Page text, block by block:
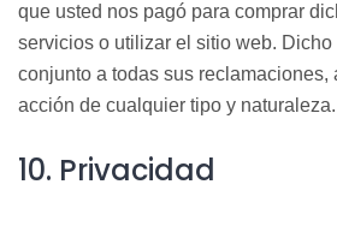
que usted nos pagó para comprar
servicios o utilizar el sitio web. Dicho l
conjunto a todas sus reclamaciones,
acción de cualquier tipo y naturaleza.
10. Privacidad